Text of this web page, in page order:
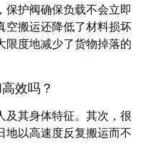
保护阀确保负载不会立即
空搬运还降低了材料损坏
限度地减少了货物掉落的
效吗？
及其身体特征。其次，很
地以高速度反复搬运而不